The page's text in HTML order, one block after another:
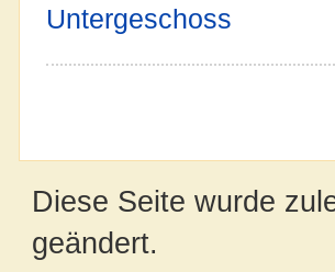
Untergeschoss
Diese Seite wurde
geändert.